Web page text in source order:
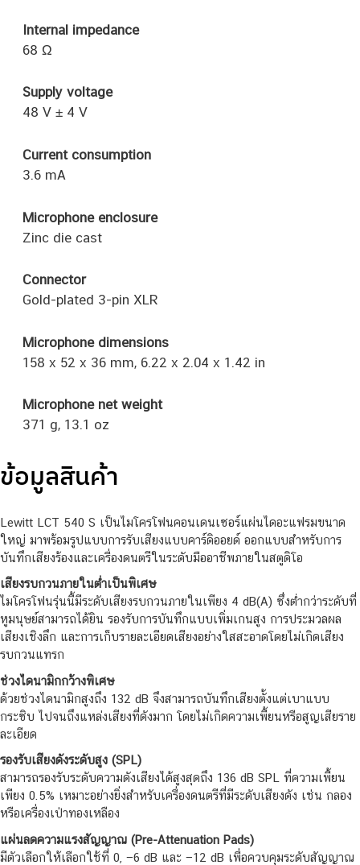
Internal impedance
68 Ω
Supply voltage
48 V ± 4 V
Current consumption
3.6 mA
Microphone enclosure
Zinc die cast
Connector
Gold-plated 3-pin XLR
Microphone dimensions
158 x 52 x 36 mm, 6.22 x 2.04 x 1.42 in
Microphone net weight
371 g, 13.1 oz
ข้อมูลสินค้า
Lewitt LCT 540 S เป็นไมโครโฟนคอนเดนเซอร์แผ่นไดอะแฟรมขนาด
ใหญ่ มาพร้อมรูปแบบการรับเสียงแบบคาร์ดิออยด์ ออกแบบสำหรับการ
บันทึกเสียงร้องและเครื่องดนตรีในระดับมืออาชีพภายในสตูดิโอ
เสียงรบกวนภายในต่ำเป็นพิเศษ
ไมโครโฟนรุ่นนี้มีระดับเสียงรบกวนภายในเพียง 4 dB(A) ซึ่งต่ำกว่าระดับที่
หูมนุษย์สามารถได้ยิน รองรับการบันทึกแบบเพิ่มเกนสูง การประมวลผล
เสียงเชิงลึก และการเก็บรายละเอียดเสียงอย่างใสสะอาดโดยไม่เกิดเสียง
รบกวนแทรก
ช่วงไดนามิกกว้างพิเศษ
ด้วยช่วงไดนามิกสูงถึง 132 dB จึงสามารถบันทึกเสียงตั้งแต่เบาแบบ
กระซิบ ไปจนถึงแหล่งเสียงที่ดังมาก โดยไม่เกิดความเพี้ยนหรือสูญเสียราย
ละเอียด
รองรับเสียงดังระดับสูง (SPL)
สามารถรองรับระดับความดังเสียงได้สูงสุดถึง 136 dB SPL ที่ความเพี้ยน
เพียง 0.5% เหมาะอย่างยิ่งสำหรับเครื่องดนตรีที่มีระดับเสียงดัง เช่น กลอง
หรือเครื่องเป่าทองเหลือง
แผ่นลดความแรงสัญญาณ (Pre-Attenuation Pads)
มีตัวเลือกให้เลือกใช้ที่ 0, −6 dB และ −12 dB เพื่อควบคุมระดับสัญญาณ